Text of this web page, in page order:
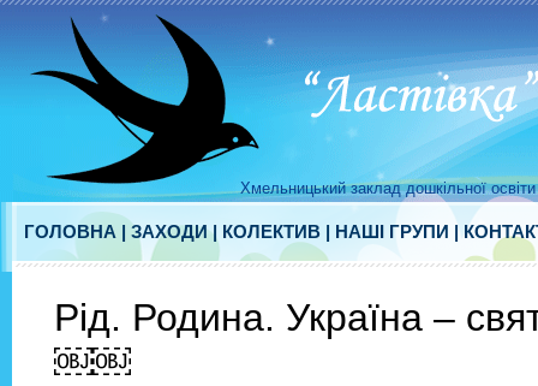
Хмельницький заклад дошкільної
ГОЛОВНА | ЗАХОДИ | КОЛЕКТИВ | НАШІ ГРУПИ |
Рід. Родина. Україна –
￼￼